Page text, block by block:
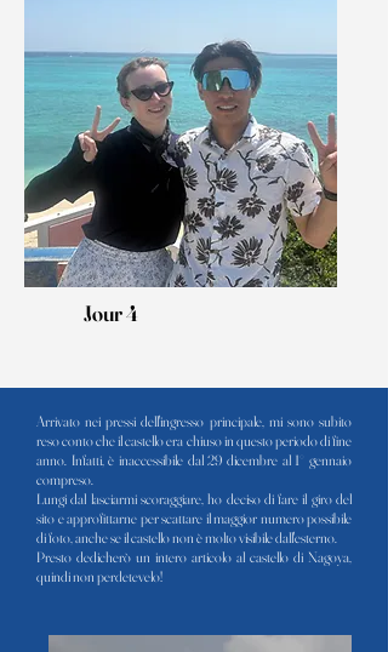
Jour 4
Arrivato nei pressi dell'ingresso principale, mi sono subito
reso conto che il castello era chiuso in questo periodo di fine
anno. Infatti, è inaccessibile dal 29 dicembre al 1° gennaio
compreso.
Lungi dal lasciarmi scoraggiare, ho deciso di fare il giro del
sito e approfittarne per scattare il maggior numero possibile
di foto, anche se il castello non è molto visibile dall'esterno.
Presto dedicherò un intero articolo al castello di Nagoya,
quindi non perdetevelo!